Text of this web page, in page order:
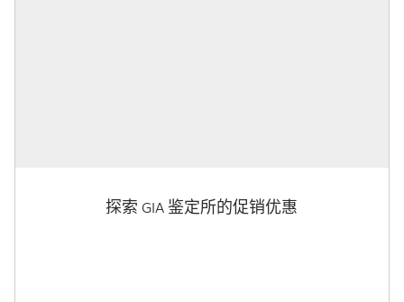
探索 GIA 鉴定所的促销优惠